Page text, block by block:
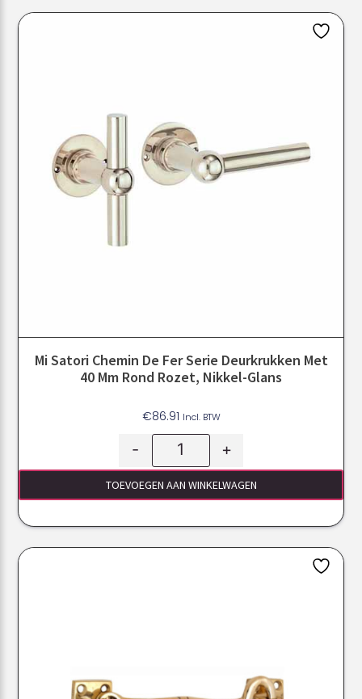
Mi Satori Chemin De Fer Serie Deurkrukken Met
40 Mm Rond Rozet, Nikkel-Glans
€86.91 Incl. BTW
- +
TOEVOEGEN AAN WINKELWAGEN